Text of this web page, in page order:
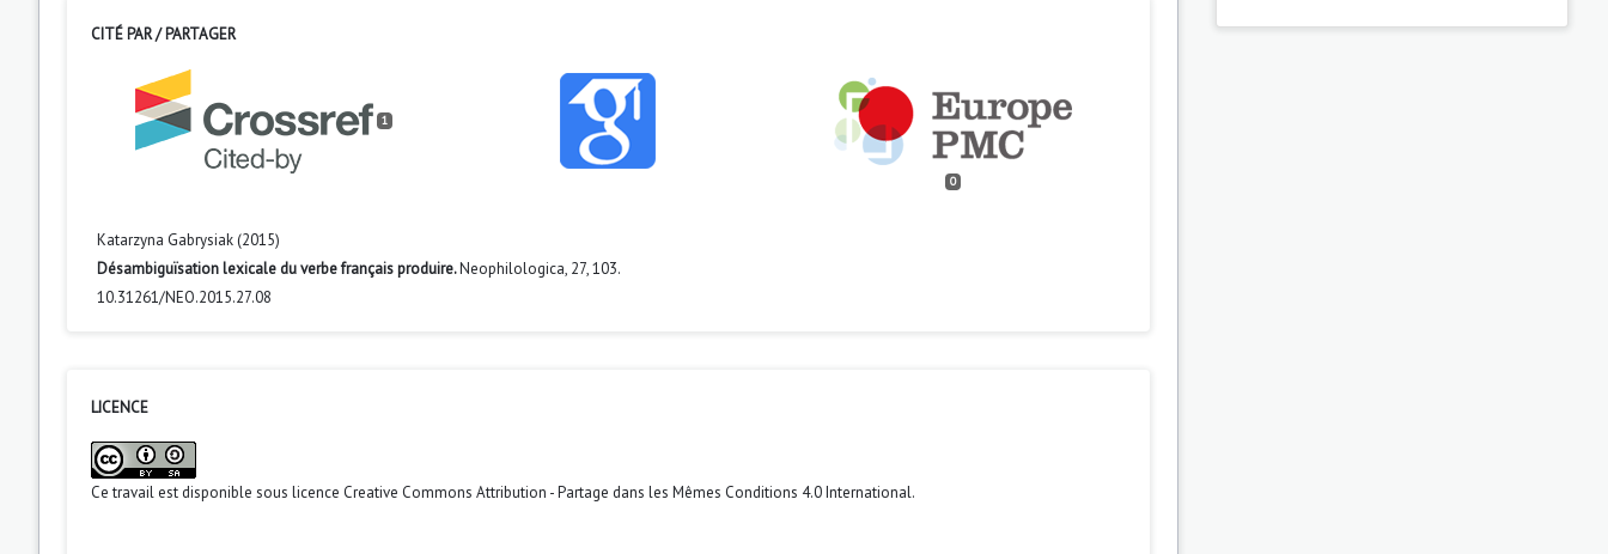
CITÉ PAR / PARTAGER
1
0
Katarzyna Gabrysiak (2015)
Désambiguïsation lexicale du verbe français produire.Neophilologica, 27,103.
10.31261/NEO.2015.27.08
LICENCE
Ce travail est disponible sous licence Creative Commons Attribution - Partage dans les Mêmes Conditions 4.0 International.